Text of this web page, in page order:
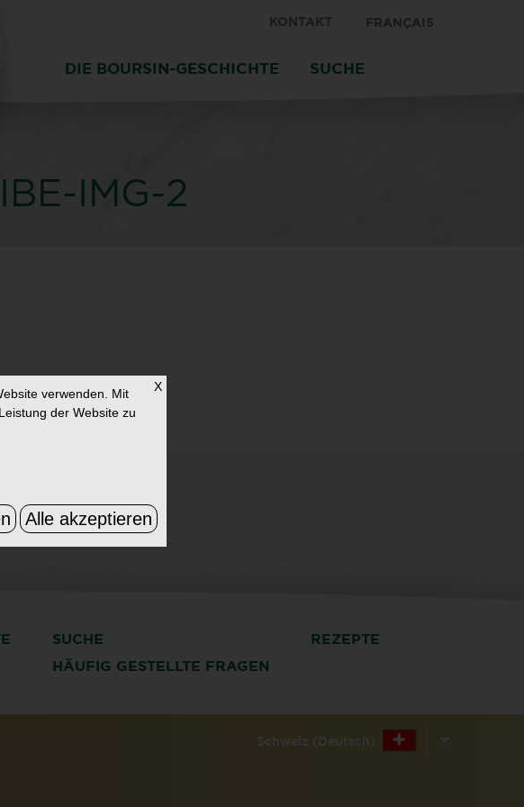
FRANÇAIS
KONTAKT
DIE BOURSIN-GESCHICHTE SUCHE
IMG-2
SUCHE
REZEPTE
HÄUFIG GESTELLTE FRAGEN
Schweiz (Deutsch)
X
verwenden. Mit
der Website zu
Alle akzeptieren